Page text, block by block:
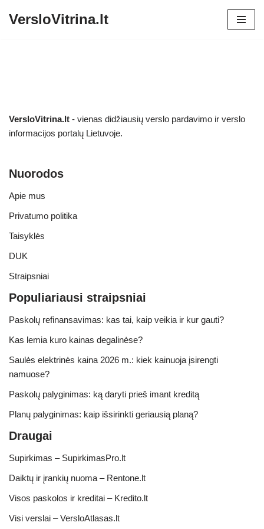
VersloVitrina.lt
VersloVitrina.lt - vienas didžiausių verslo pardavimo ir verslo
informacijos portalų Lietuvoje.
Nuorodos
Apie mus
Privatumo politika
Taisyklės
DUK
Straipsniai
Populiariausi straipsniai
Paskolų refinansavimas: kas tai, kaip veikia ir kur gauti?
Kas lemia kuro kainas degalinėse?
Saulės elektrinės kaina 2026 m.: kiek kainuoja įsirengti
namuose?
Paskolų palyginimas: ką daryti prieš imant kreditą
Planų palyginimas: kaip išsirinkti geriausią planą?
Draugai
Supirkimas – SupirkimasPro.lt
Daiktų ir įrankių nuoma – Rentone.lt
Visos paskolos ir kreditai – Kredito.lt
Visi verslai – VersloAtlasas.lt